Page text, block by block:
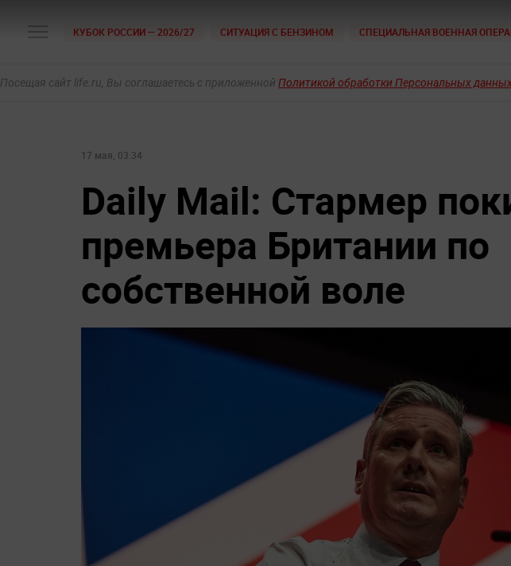
КУБОК РОССИИ — 2026/27 СИТУАЦИЯ С БЕНЗИНОМ СПЕЦИАЛЬНАЯ ВОЕННАЯ
Посещая сайт life.ru, Вы соглашаетесь с приложенной Политикой обработки Персональных
17 мая, 03:34
Daily Mail: Стармер
премьера Британии по
собственной воле